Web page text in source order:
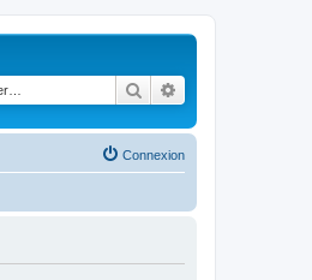
Rechercher
Connexion